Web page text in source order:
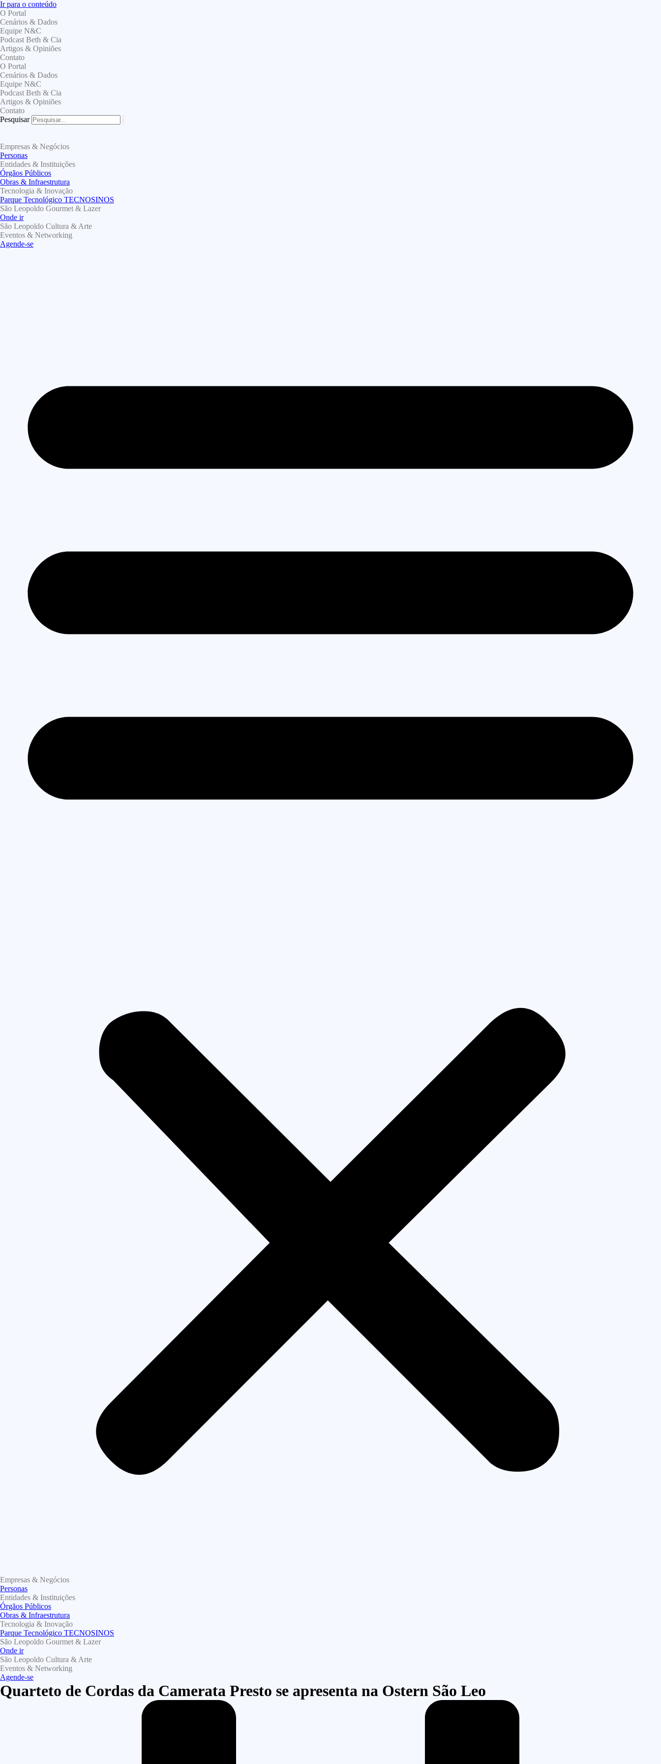
Ir para o conteúdo
O Portal
Cenários & Dados
Equipe N&C
Podcast Beth & Cia
Artigos & Opiniões
Contato
O Portal
Cenários & Dados
Equipe N&C
Podcast Beth & Cia
Artigos & Opiniões
Contato
Pesquisar
Empresas & Negócios
Personas
Entidades & Instituições
Órgãos Públicos
Obras & Infraestrutura
Tecnologia & Inovação
Parque Tecnológico TECNOSINOS
São Leopoldo Gourmet & Lazer
Onde ir
São Leopoldo Cultura & Arte
Eventos & Networking
Agende-se
Empresas & Negócios
Personas
Entidades & Instituições
Órgãos Públicos
Obras & Infraestrutura
Tecnologia & Inovação
Parque Tecnológico TECNOSINOS
São Leopoldo Gourmet & Lazer
Onde ir
São Leopoldo Cultura & Arte
Eventos & Networking
Agende-se
Quarteto de Cordas da Camerata Presto se apresenta na Ostern São Leo